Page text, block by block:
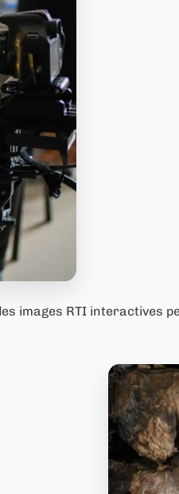
images RTI interactives